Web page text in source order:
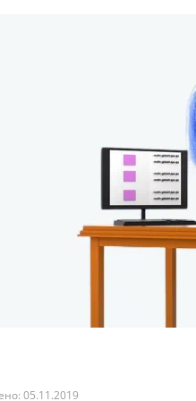
05.11.2019